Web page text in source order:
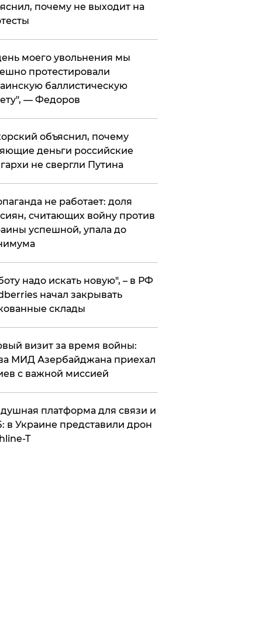
почему не выходит на
моего увольнения мы
протестировали
баллистическую
— Федоров
объяснил, почему
деньги российские
не свергли Путина
не работает: доля
считающих войну против
успешной, упала до
надо искать новую", – в РФ
начал закрывать
склады
визит за время войны:
МИД Азербайджана приехал
с важной миссией
платформа для связи и
в Украине представили дрон
T